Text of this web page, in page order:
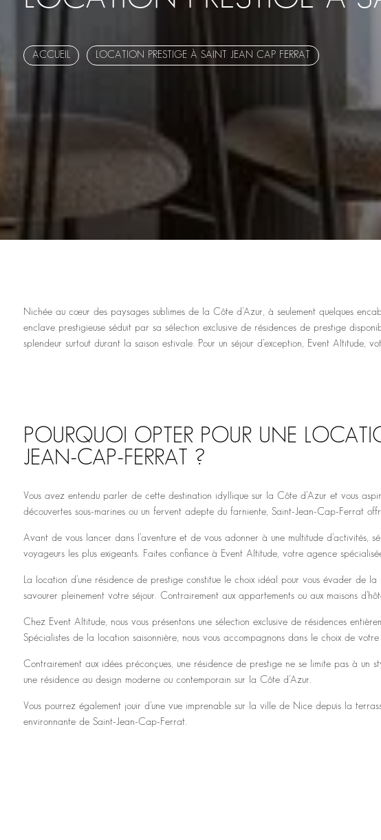
ACCUEIL LOCATION PRESTIGE À SAINT JEAN CAP FERRAT
Nichée au cœur des paysages sublimes de la Côte d’Azur, à seulement quelques
enclave prestigieuse séduit par sa sélection exclusive de résidences de prestige
splendeur surtout durant la saison estivale. Pour un séjour d’exception, Event
POURQUOI OPTER POUR UNE
JEAN-CAP-FERRAT ?
Vous avez entendu parler de cette destination idyllique sur la Côte d’Azur et vous
découvertes sous-marines ou un fervent adepte du farniente, Saint-Jean-Cap-Ferrat
Avant de vous lancer dans l’aventure et de vous adonner à une multitude d’activités,
voyageurs les plus exigeants. Faites confiance à Event Altitude, votre agence
La location d’une résidence de prestige constitue le choix idéal pour vous évader de
savourer pleinement votre séjour. Contrairement aux appartements ou aux maisons
Chez Event Altitude, nous vous présentons une sélection exclusive de résidences
Spécialistes de la location saisonnière, nous vous accompagnons dans le choix de
Contrairement aux idées préconçues, une résidence de prestige ne se limite pas à un
une résidence au design moderne ou contemporain sur la Côte d’Azur.
Vous pourrez également jouir d’une vue imprenable sur la ville de Nice depuis la
environnante de Saint-Jean-Cap-Ferrat.